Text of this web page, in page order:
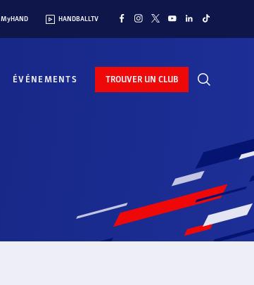
MyHAND HANDBALLTV
ÉVÉNEMENTS TROUVER UN CLUB